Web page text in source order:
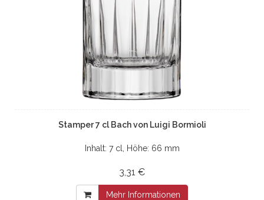
Stamper 7 cl Bach von Luigi Bormioli
Inhalt: 7 cl, Höhe: 66 mm
3,31 €
Mehr Informationen